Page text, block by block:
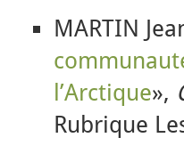
MARTIN
l’Arctique»,
Rubrique